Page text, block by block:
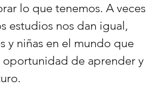
lo que tenemos. A veces
estudios nos dan igual,
y niñas en el mundo que
oportunidad de aprender y